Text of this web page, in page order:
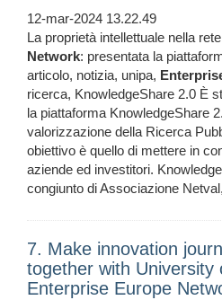
12-mar-2024 13.22.49
La proprietà intellettuale nella rete
Network: presentata la
articolo, notizia, unipa,
ricerca, KnowledgeShare 2.0 È
la piattaforma KnowledgeShare
valorizzazione della Ricerca
obiettivo è quello di mettere in
aziende ed investitori.
congiunto di Associazione
7. Make innovation
together with University
Enterprise Europe